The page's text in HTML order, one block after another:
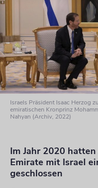
Israels Präsident Isaac Herzog
emiratischen Kronprinz
Nahyan (Archiv, 2022)
Im Jahr 2020
Emirate mit Israel
geschlossen